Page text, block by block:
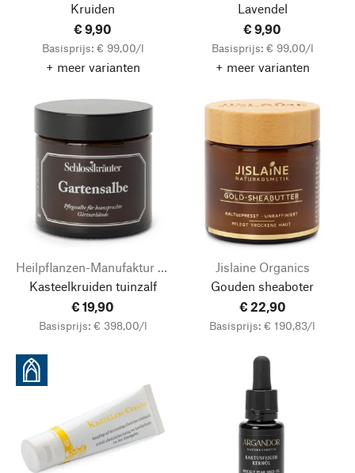
Kruiden
€ 9,90
Basisprijs: € 99,00/l
+ meer varianten
Lavendel
€ 9,90
Basisprijs: € 99,00/l
+ meer varianten
Heilpflanzen-Manufaktur Fronberg
Kasteelkruiden tuinzalf
€ 19,90
Basisprijs: € 398,00/l
Jislaine Organics
Gouden sheaboter
€ 22,90
Basisprijs: € 190,83/l